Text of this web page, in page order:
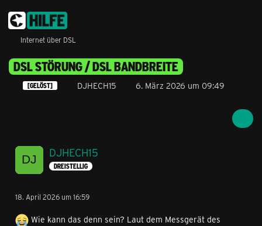
Internet über DSL
DSL STÖRUNG / DSL BANDBREITE
[GELÖST] DJHECH15 6. März 2026 um 09:49
DJHECH15
DREISTELLIG
18. April 2026 um 16:59
Wie kann das denn sein? Laut dem Messgerät des